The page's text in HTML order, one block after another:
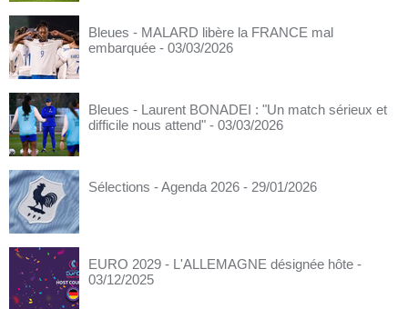
Bleues - MALARD libère la FRANCE mal
embarquée - 03/03/2026
Bleues - Laurent BONADEI : "Un match sérieux et
difficile nous attend" - 03/03/2026
Sélections - Agenda 2026 - 29/01/2026
EURO 2029 - L'ALLEMAGNE désignée hôte -
03/12/2025